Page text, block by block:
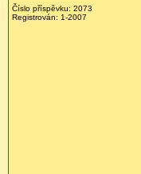
Číslo příspěvku: 2073
Registrován: 1-2007